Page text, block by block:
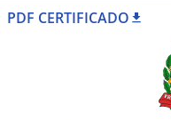
PDF CERTIFICADO